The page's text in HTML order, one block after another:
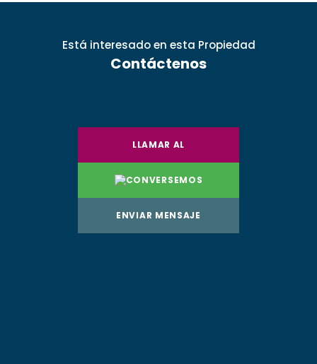
Está interesadoen esta Propiedad
Contáctenos
LLAMAR AL
CONVERSEMOS
ENVIAR MENSAJE